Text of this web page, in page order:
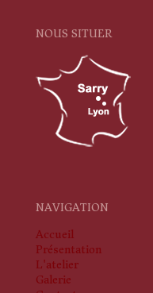
NOUS SITUER
NAVIGATION
Accueil
Présentation
L'atelier
Galerie